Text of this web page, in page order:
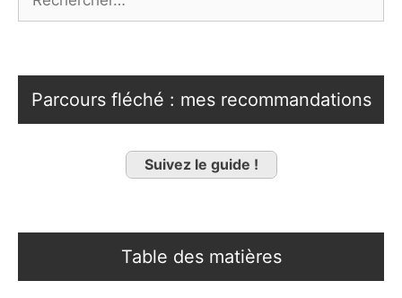
Parcours fléché : mes recommandations
Suivez le guide !
Table des matières